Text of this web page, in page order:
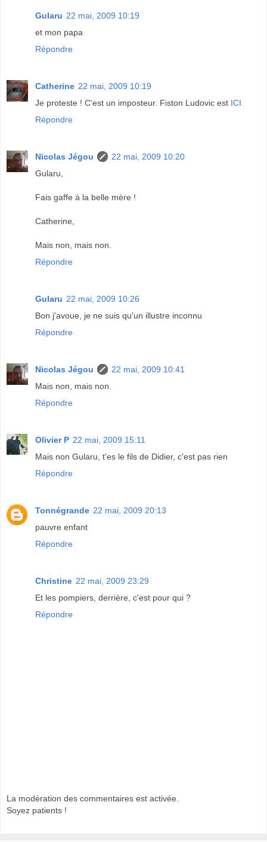
Gularu 22 mai, 2009 10:19
et mon papa
Répondre
Catherine 22 mai, 2009 10:19
Je proteste ! C'est un imposteur. Fiston Ludovic est ICI.
Répondre
Nicolas Jégou
22 mai, 2009 10:20
Gularu,
Fais gaffe à la belle mère !
Catherine,
Mais non, mais non.
Répondre
Gularu 22 mai, 2009 10:26
Bon j'avoue, je ne suis qu'un illustre inconnu
Répondre
Nicolas Jégou
22 mai, 2009 10:41
Mais non, mais non.
Répondre
Olivier P 22 mai, 2009 15:11
Mais non Gularu, t'es le fils de Didier, c'est pas rien
Répondre
Tonnégrande 22 mai, 2009 20:13
pauvre enfant
Répondre
Christine 22 mai, 2009 23:29
Et les pompiers, derrière, c'est pour qui ?
Répondre
La modération des commentaires est activée.
Soyez patients !